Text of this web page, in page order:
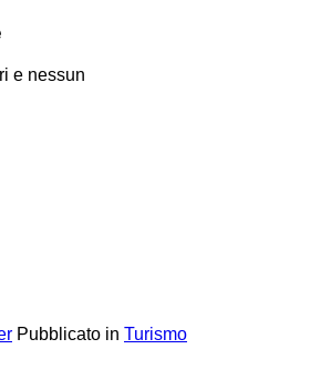
e nessun
Pubblicato in Turismo